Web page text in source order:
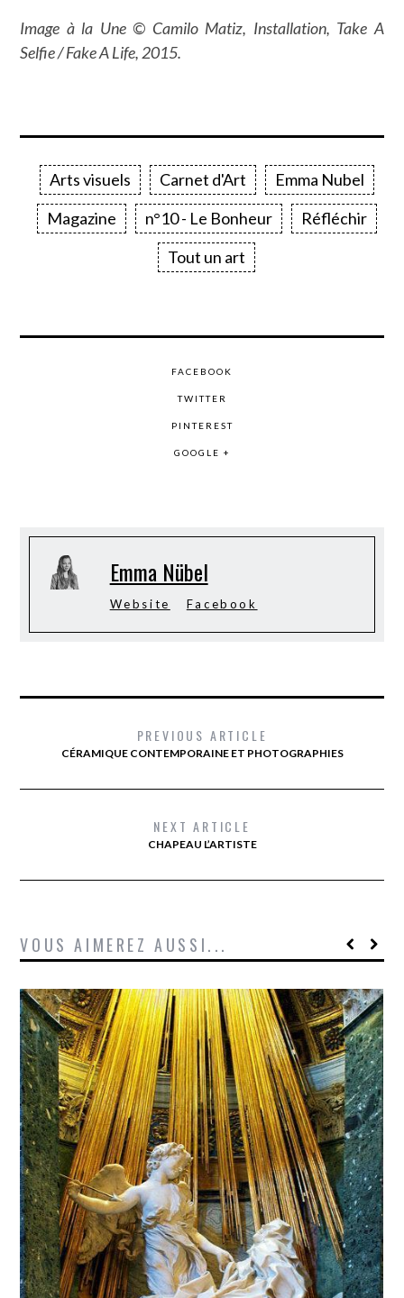
Image à la Une © Camilo Matiz, Installation, Take A
Selfie / Fake A Life, 2015.
Arts visuels Carnet d'Art
Emma Nubel
Magazine
n°10 - Le Bonheur
Réfléchir
Tout un art
FACEBOOK
TWITTER
PINTEREST
GOOGLE +
Emma Nübel
Website Facebook
PREVIOUS ARTICLE
CÉRAMIQUE CONTEMPORAINE ET PHOTOGRAPHIES
NEXT ARTICLE
CHAPEAU L’ARTISTE
VOUS AIMEREZ AUSSI...